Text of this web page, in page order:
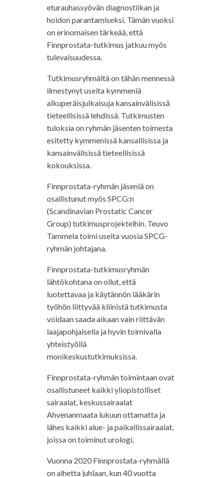
eturauhassyövän diagnostiikan ja
hoidon parantamiseksi. Tämän vuoksi
on erinomaisen tärkeää, että
Finnprostata-tutkimus jatkuu myös
tulevaisuudessa.
Tutkimusryhmältä on tähän mennessä
ilmestynyt useita kymmeniä
alkuperäisjulkaisuja kansainvälisissä
tieteellisissä lehdissä. Tutkimusten
tuloksia on ryhmän jäsenten toimesta
esitetty kymmenissä kansallisissa ja
kansainvälisissä tieteellisissä
kokouksissa.
Finnprostata-ryhmän jäseniä on
osallistunut myös SPCG:n
(Scandinavian Prostatic Cancer
Group) tutkimusprojekteihin. Teuvo
Tammela toimi useita vuosia SPCG-
ryhmän johtajana.
Finnprostata-tutkimusryhmän
lähtökohtana on ollut, että
luotettavaa ja käytännön lääkärin
työhön liittyvää kliinistä tutkimusta
voidaan saada aikaan vain riittävän
laajapohjaisella ja hyvin toimivalla
yhteistyöllä
monikeskustutkimuksissa.
Finnprostata-ryhmän toimintaan ovat
osallistuneet kaikki yliopistolliset
sairaalat, keskussairaalat
Ahvenanmaata lukuun ottamatta ja
lähes kaikki alue- ja paikallissairaalat,
joissa on toiminut urologi.
Vuonna 2020 Finnprostata-ryhmällä
on aihetta juhlaan, kun 40 vuotta